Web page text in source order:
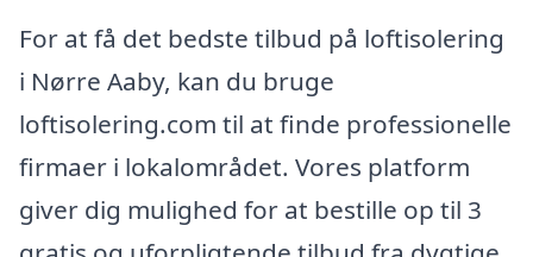
For at få det bedste tilbud på loftisolering
i Nørre Aaby, kan du bruge
loftisolering.com til at finde professionelle
firmaer i lokalområdet. Vores platform
giver dig mulighed for at bestille op til 3